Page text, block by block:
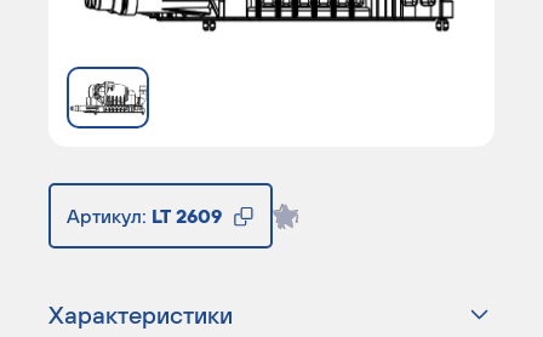
Артикул: LT 2609
Характеристики